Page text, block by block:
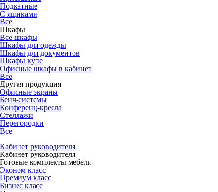
Подкатные
С ящиками
Все
Шкафы
Все шкафы
Шкафы для одежды
Шкафы для документов
Шкафы купе
Офисные шкафы в кабинет
Все
Другая продукция
Офисные экраны
Бенч-системы
Конференц-кресла
Стеллажи
Перегородки
Все
Кабинет руководителя
Кабинет руководителя
Готовые комплекты мебели
Эконом класс
Премиум класс
Бизнес класс